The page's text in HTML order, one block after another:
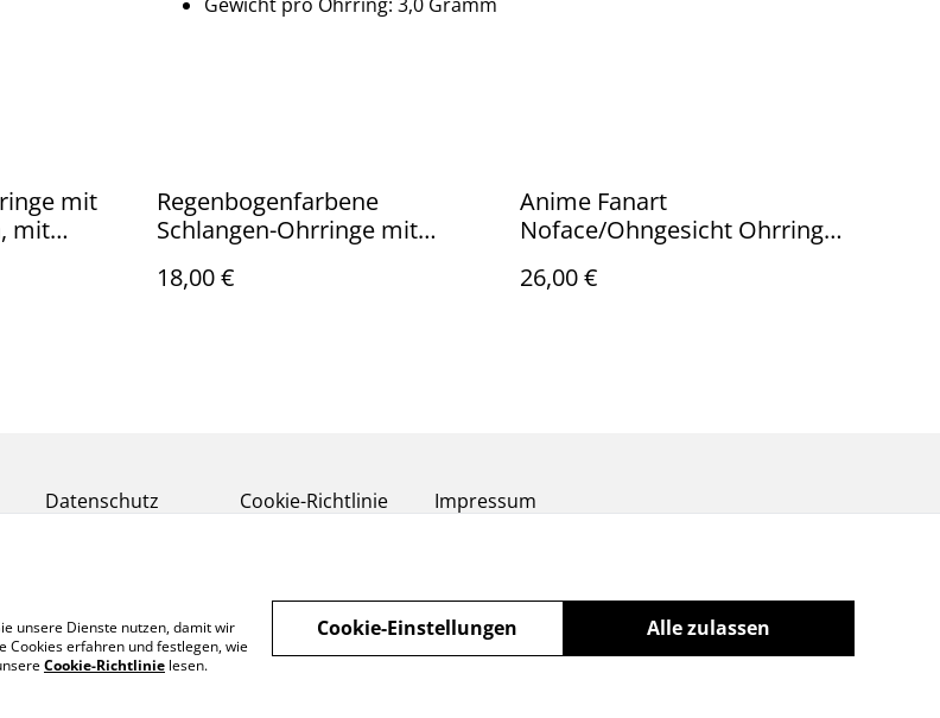
mit
mit
Regenbogenfarbene
Schlangen-Ohrringe mit
18,00 €
Anime Fanart
Noface/Ohngesicht Ohrringe
Ohrhänger aus 925er
26,00 €
Datenschutz Cookie-Richtlinie Impressum
unsere Dienste nutzen, damit wir
Cookies erfahren und festlegen, wie
Cookie-Richtlinie lesen.
Alle zulassen
Cookie-Einstellungen